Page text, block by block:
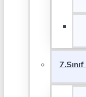
7.Sınıf